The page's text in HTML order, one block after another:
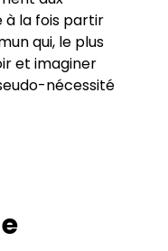
à la fois partir
qui, le plus
et imaginer
nécessité